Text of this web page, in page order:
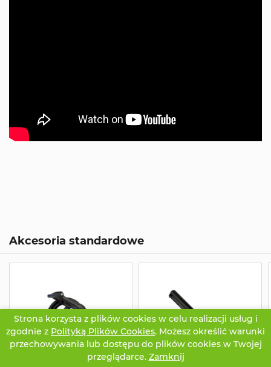
Strona korzysta z plików cookies w celu realizacji usług i
zgodnie z Polityką Plików Cookies. Możesz określić warunki
przechowywania lub dostępu do plików cookies w Twojej
przeglądarce. Zamknij
Akcesoria standardowe
TWOJE KONTO